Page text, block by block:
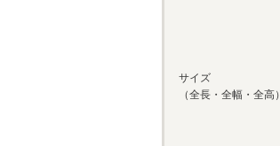
サイズ
（全長・全幅・全高）